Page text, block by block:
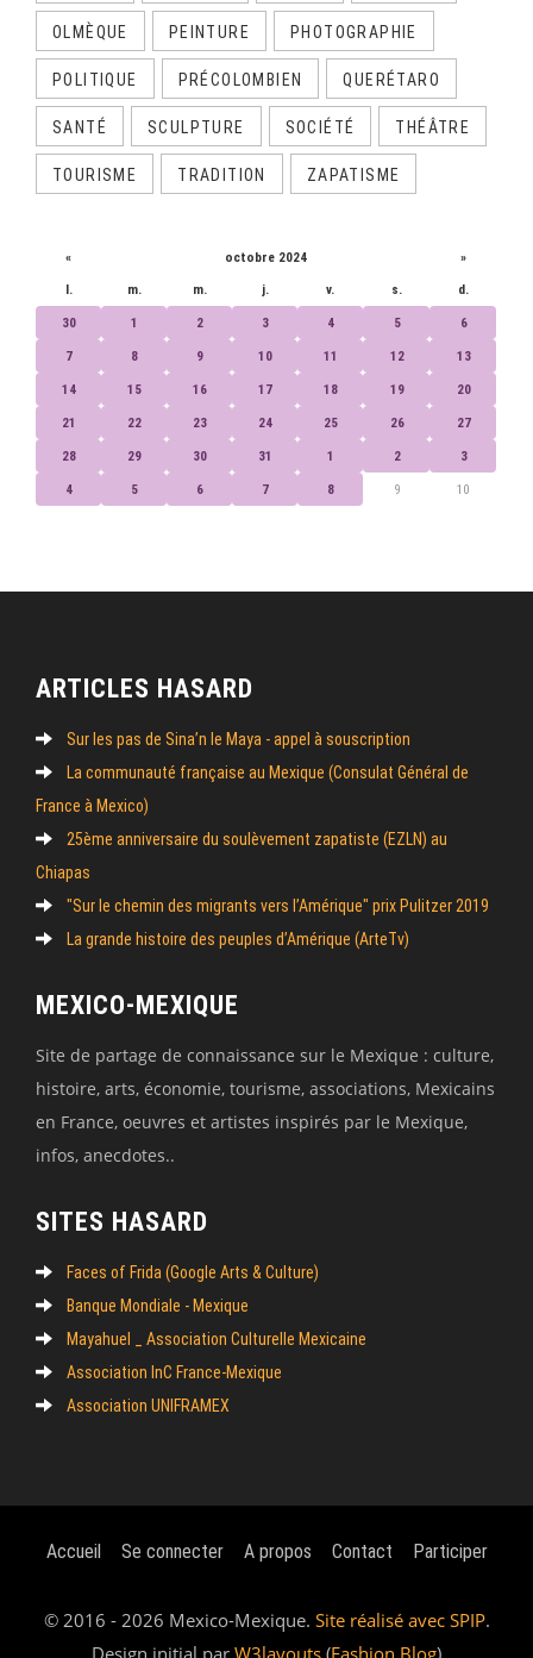
OLMÈQUE PEINTURE PHOTOGRAPHIE
POLITIQUE PRÉCOLOMBIEN QUERÉTARO
SANTÉ SCULPTURE SOCIÉTÉ THÉÂTRE
TOURISME TRADITION ZAPATISME
« octobre 2024 »
l. m. m. j. v. s. d.
30 1 2 3 4 5 6
7 8 9 10 11 12 13
14 15 16 17 18 19 20
21 22 23 24 25 26 27
28 29 30 31 1 2 3
4 5 6 7 8 9 10
ARTICLES HASARD
Sur les pas de Sina’n le Maya - appel à souscription
La communauté française au Mexique (Consulat Général de
France à Mexico)
25ème anniversaire du soulèvement zapatiste (EZLN) au
Chiapas
"Sur le chemin des migrants vers l’Amérique" prix Pulitzer 2019
La grande histoire des peuples d’Amérique (ArteTv)
MEXICO-MEXIQUE
Site de partage de connaissance sur le Mexique : culture,
histoire, arts, économie, tourisme, associations, Mexicains
en France, oeuvres et artistes inspirés par le Mexique,
infos, anecdotes..
SITES HASARD
Faces of Frida (Google Arts & Culture)
Banque Mondiale - Mexique
Mayahuel _ Association Culturelle Mexicaine
Association InC France-Mexique
Association UNIFRAMEX
Accueil Se connecter A propos Contact Participer
© 2016 - 2026 Mexico-Mexique. Site réalisé avec SPIP.